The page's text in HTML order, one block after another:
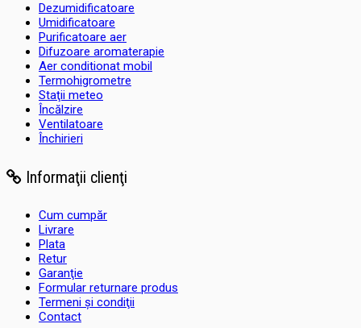
Dezumidificatoare
Umidificatoare
Purificatoare aer
Difuzoare aromaterapie
Aer conditionat mobil
Termohigrometre
Staţii meteo
Încălzire
Ventilatoare
Închirieri
Informaţii clienţi
Cum cumpăr
Livrare
Plata
Retur
Garanţie
Formular returnare produs
Termeni şi condiţii
Contact